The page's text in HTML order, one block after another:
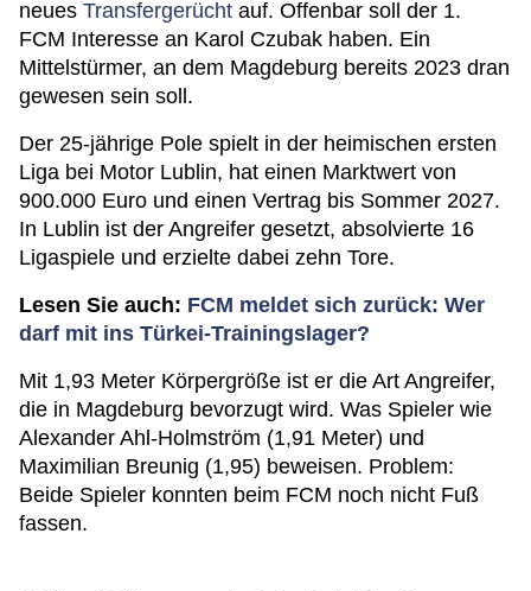
neues Transfergerücht auf. Offenbar soll der 1.
FCM Interesse an Karol Czubak haben. Ein
Mittelstürmer, an dem Magdeburg bereits 2023 dran
gewesen sein soll.
Der 25-jährige Pole spielt in der heimischen ersten
Liga bei Motor Lublin, hat einen Marktwert von
900.000 Euro und einen Vertrag bis Sommer 2027.
In Lublin ist der Angreifer gesetzt, absolvierte 16
Ligaspiele und erzielte dabei zehn Tore.
Lesen Sie auch: FCM meldet sich zurück: Wer
darf mit ins Türkei-Trainingslager?
Mit 1,93 Meter Körpergröße ist er die Art Angreifer,
die in Magdeburg bevorzugt wird. Was Spieler wie
Alexander Ahl-Holmström (1,91 Meter) und
Maximilian Breunig (1,95) beweisen. Problem:
Beide Spieler konnten beim FCM noch nicht Fuß
fassen.